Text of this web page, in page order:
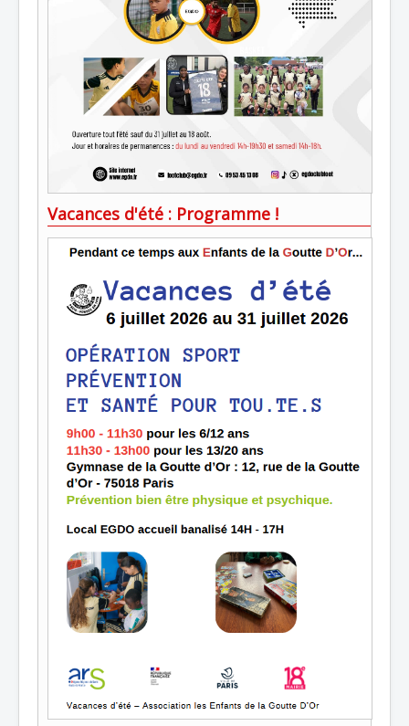
Vacances d'été : Programme !